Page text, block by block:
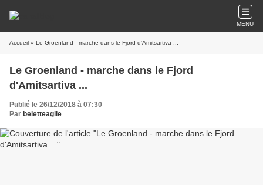
MENU
Accueil » Le Groenland - marche dans le Fjord d'Amitsartiva ...
Le Groenland - marche dans le Fjord
d'Amitsartiva ...
Publié le 26/12/2018 à 07:30
Par beletteagile